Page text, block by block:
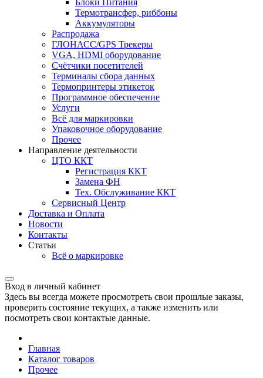
Блоки Питания
Термотрансфер, риббоны
Аккумуляторы
Распродажа
ГЛОНАСС/GPS Трекеры
VGA, HDMI оборудование
Счётчики посетителей
Терминалы сбора данных
Термопринтеры этикеток
Программное обеспечение
Услуги
Всё для маркировки
Упаковочное оборудование
Прочее
Направление деятельности
ЦТО ККТ
Регистрация ККТ
Замена ФН
Тех. Обслуживание ККТ
Сервисный Центр
Доставка и Оплата
Новости
Контакты
Статьи
Всё о маркировке
Вход в личный кабинет
Здесь вы всегда можете просмотреть свои прошлые заказы,
проверить состояние текущих, а также изменить или
посмотреть свои контактые данные.
Главная
Каталог товаров
Прочее